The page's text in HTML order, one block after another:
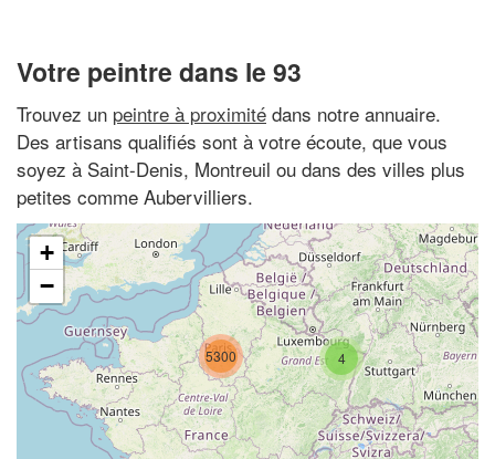
Votre peintre dans le 93
Trouvez un peintre à proximité dans notre annuaire.
Des artisans qualifiés sont à votre écoute, que vous
soyez à Saint-Denis, Montreuil ou dans des villes plus
petites comme Aubervilliers.
4
5300
+
−